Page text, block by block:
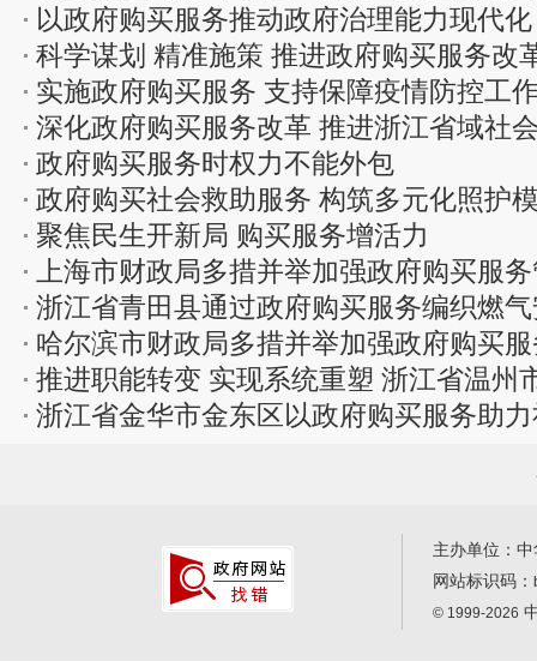
以政府购买服务推动政府治理能力现代化
科学谋划 精准施策 推进政府购买服务改
实施政府购买服务 支持保障疫情防控工
深化政府购买服务改革 推进浙江省域社
政府购买服务时权力不能外包
政府购买社会救助服务 构筑多元化照护
购买服务典...
聚焦民生开新局 购买服务增活力
上海市财政局多措并举加强政府购买服
浙江省青田县通过政府购买服务编织燃气
哈尔滨市财政局多措并举加强政府购买
推进职能转变 实现系统重塑 浙江省温州
买服务提...
浙江省金华市金东区以政府购买服务助
主办单位：
网站标识码：
© 1999-2026